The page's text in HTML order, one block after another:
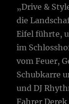
„Drive &
die
Eifel führte,
im
vom Feuer,
Schubkarre
und DJ
Fahrer